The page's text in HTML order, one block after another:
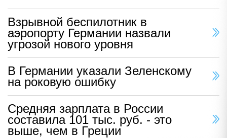
Взрывной беспилотник в
аэропорту Германии назвали
угрозой нового уровня
В Германии указали Зеленскому
на роковую ошибку
Средняя зарплата в России
составила 101 тыс. руб. - это
выше, чем в Греции